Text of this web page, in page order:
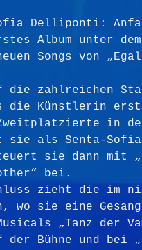
Delliponti:
Album unter dem
Songs von
die zahlreichen
die Künstlerin
in
als Senta-
sie dann mit
bei.
zieht die im
wo sie eine
„Tanz der
der Bühne und